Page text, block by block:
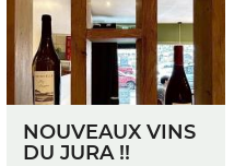
REJOIGNEZ-
NOUVEAUX VINS
DU JURA !!